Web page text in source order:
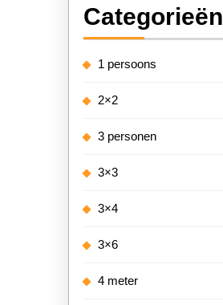
Categorieën
1 persoons
2×2
3 personen
3×3
3×4
3×6
4 meter